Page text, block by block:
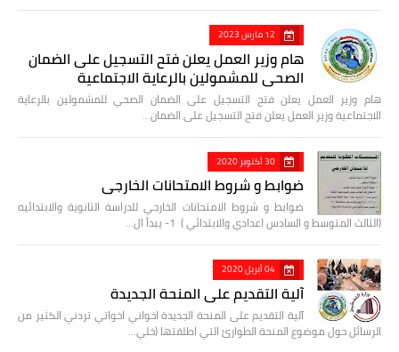
12 مارس 2023
هام وزير العمل يعلن فتح التسجيل على الضمان
الصحي للمشمولين بالرعاية الاجتماعية
هام وزير العمل يعلن فتح التسجيل على الضمان الصحي للمشمولين بالرعاية
الاجتماعية وزير العمل يعلن فتح التسجيل على الضمان…
30 أكتوبر 2020
ضوابط و شروط الامتحانات الخارجي
ضوابط و شروط الامتحانات الخارجي للدراسة الثانوية والابتدائيه
(الثالث المتوسط و السادس اعدادي والابتدائي ) 1- يبدأ ال…
04 أبريل 2020
آلية التقديم على المنحة الجديدة
آلية التقديم على المنحة الجديدة اخواني اخواتي تردني الكثير من
الرسائل حول موضوع المنحة الطوارئ التي اطلقتها (خلي…